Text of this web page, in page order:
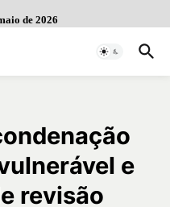
de 2026
e
revisão